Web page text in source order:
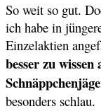
So weit so gut.
ich habe in
Einzelaktien
besser zu
besonders schlau.